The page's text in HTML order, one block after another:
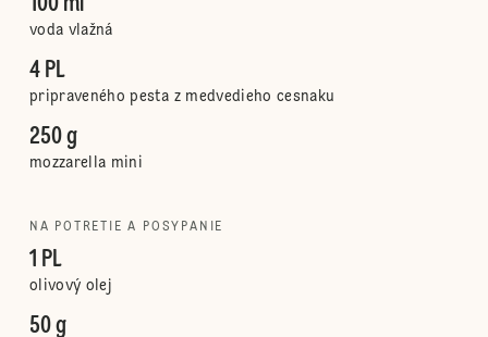
voda vlažná
4 PL
pripraveného pesta z medvedieho cesnaku
250 g
mozzarella mini
NA POTRETIE A POSYPANIE
1 PL
olivový olej
50 g